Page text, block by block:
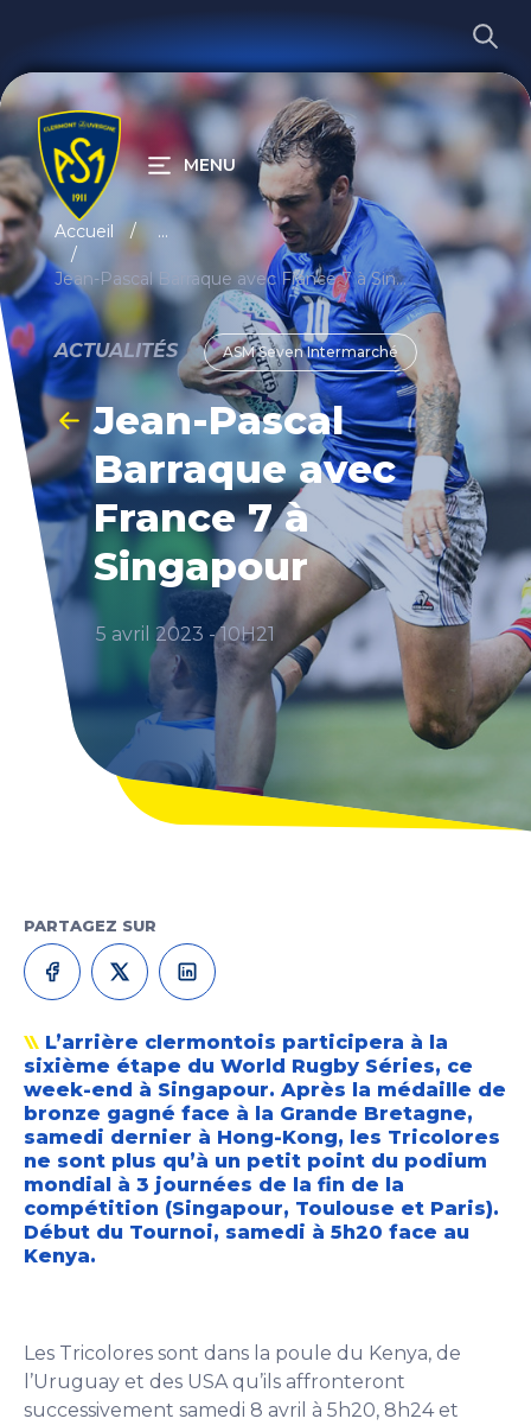
RECHERCHER
MENU
Accueil ...
Jean-Pascal Barraque avec France 7 à Singapour
ACTUALITÉS ASM Seven Intermarché
Jean-Pascal
Barraque avec
France 7 à
Singapour
5 avril 2023 - 10H21
PARTAGEZ SUR
L’arrière clermontois participera à la
sixième étape du World Rugby Séries, ce
week-end à Singapour. Après la médaille de
bronze gagné face à la Grande Bretagne,
samedi dernier à Hong-Kong, les Tricolores
ne sont plus qu’à un petit point du podium
mondial à 3 journées de la fin de la
compétition (Singapour, Toulouse et Paris).
Début du Tournoi, samedi à 5h20 face au
Kenya.
Les Tricolores sont dans la poule du Kenya, de
l’Uruguay et des USA qu’ils affronteront
successivement samedi 8 avril à 5h20, 8h24 et